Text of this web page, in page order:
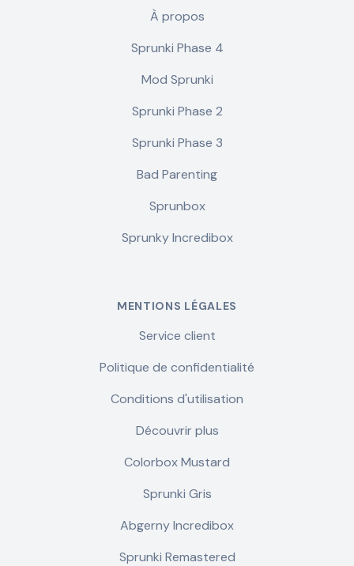
À propos
Sprunki Phase 4
Mod Sprunki
Sprunki Phase 2
Sprunki Phase 3
Bad Parenting
Sprunbox
Sprunky Incredibox
MENTIONS LÉGALES
Service client
Politique de confidentialité
Conditions d'utilisation
Découvrir plus
Colorbox Mustard
Sprunki Gris
Abgerny Incredibox
Sprunki Remastered